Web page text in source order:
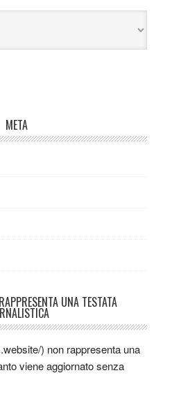
META
UNA TESTATA
) non rappresenta una
viene aggiornato senza